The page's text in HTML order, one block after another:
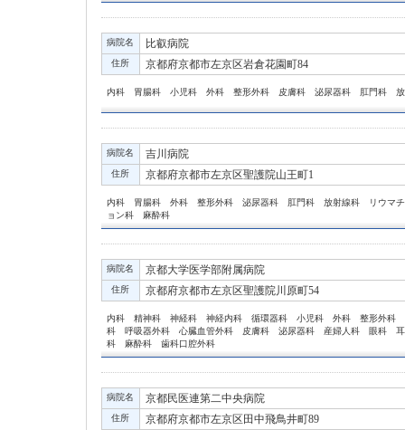
病院名 比叡病院
住所 京都府京都市左京区岩倉花園町84
内科 胃腸科 小児科 外科 整形外科 皮膚科 泌尿器科 肛門科 放
病院名 吉川病院
住所 京都府京都市左京区聖護院山王町1
内科 胃腸科 外科 整形外科 泌尿器科 肛門科 放射線科 リウマチ
ョン科 麻酔科
病院名 京都大学医学部附属病院
住所 京都府京都市左京区聖護院川原町54
内科 精神科 神経科 神経内科 循環器科 小児科 外科 整形外科
科 呼吸器外科 心臓血管外科 皮膚科 泌尿器科 産婦人科 眼科 耳
科 麻酔科 歯科口腔外科
病院名 京都民医連第二中央病院
住所 京都府京都市左京区田中飛鳥井町89